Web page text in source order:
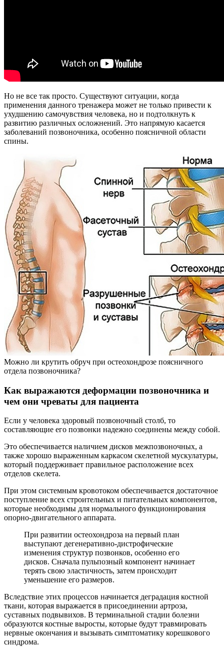
Но не все так просто. Существуют ситуации, когда
применения данного тренажера может не только привести к
ухудшению самочувствия человека, но и подтолкнуть к
развитию различных осложнений. Это напрямую касается
заболеваний позвоночника, особенно поясничной области
спины.
Можно ли крутить обруч при остеохондрозе поясничного
отдела позвоночника?
Как выражаются деформации позвоночника и
чем они чреваты для пациента
Если у человека здоровый позвоночный столб, то
составляющие его позвонки надежно соединены между собой.
Это обеспечивается наличием дисков межпозвоночных, а
также хорошо выраженным каркасом скелетной мускулатуры,
который поддерживает правильное расположение всех
отделов скелета.
При этом системным кровотоком обеспечивается достаточное
поступление всех строительных и питательных компонентов,
которые необходимы для нормального функционирования
опорно-двигательного аппарата.
При развитии остеохондроза на первый план
выступают дегенеративно-дистрофические
изменения структур позвонков, особенно его
дисков. Сначала пульпозный компонент начинает
терять свою эластичность, затем происходит
уменьшение его размеров.
Вследствие этих процессов начинается деградация костной
ткани, которая выражается в присоединении артроза,
суставных подвывихов. В терминальной стадии болезни
образуются костные выросты, которые будут травмировать
нервные окончания и вызывать симптоматику корешкового
синдрома.